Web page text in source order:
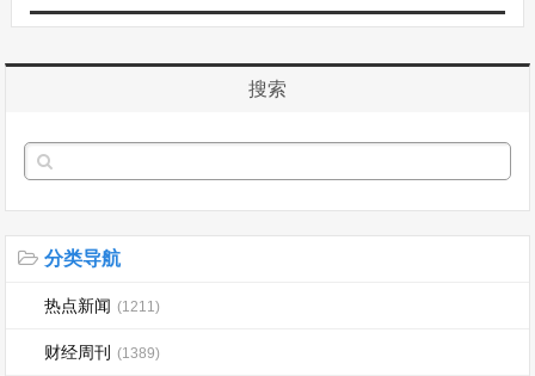
搜索
分类导航
热点新闻 (1211)
财经周刊 (1389)